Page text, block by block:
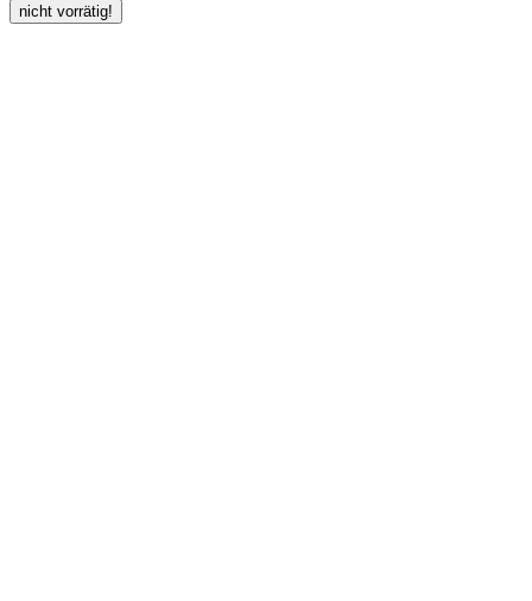
nicht vorrätig!